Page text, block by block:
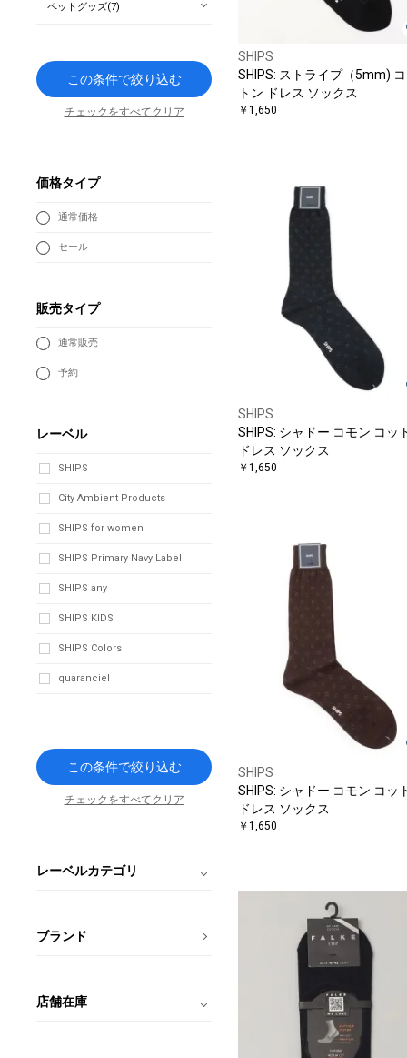
SHIPS
SHIPS: ストライプ（5mm)
トン ドレス ソックス
￥1,650
SHIPS
SHIPS: シャドー コモン コッ
ドレス ソックス
￥1,650
SHIPS
SHIPS: シャドー コモン コッ
ドレス ソックス
￥1,650
ペットグッズ(7)
この条件で絞り込む
チェックをすべてクリア
価格タイプ
通常価格
セール
販売タイプ
通常販売
予約
レーベル
SHIPS
City Ambient Products
SHIPS for women
SHIPS Primary Navy Label
SHIPS any
SHIPS KIDS
SHIPS Colors
quaranciel
この条件で絞り込む
チェックをすべてクリア
レーベルカテゴリ
ブランド
店舗在庫